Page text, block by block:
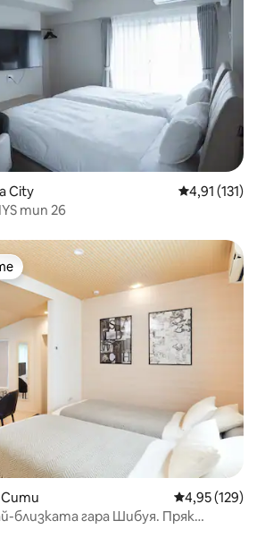
City Средна
4,91 (131)
тип 26
Сити Средна
4,95 (129)
близката гара Шибуя. Пряк